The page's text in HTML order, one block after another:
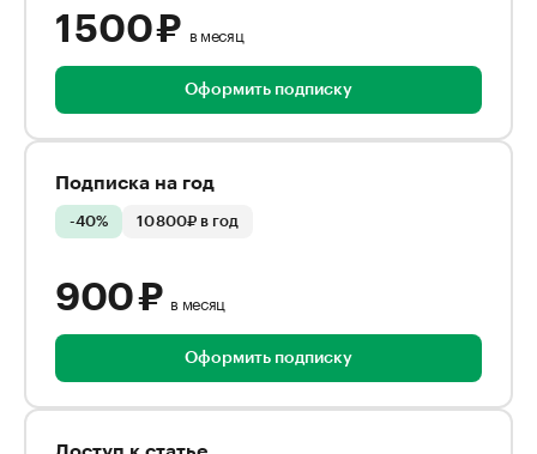
1 500 ₽ в месяц
Оформить подписку
Подписка на год
-40% 10 800₽ в год
900 ₽ в месяц
Оформить подписку